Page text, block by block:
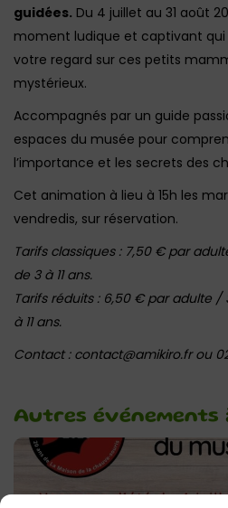
guidées. Du 4 juillet au 31 août
moment ludique et captivant
votre regard sur ces petits
mystérieux.
Accompagnés par un guide
espaces du musée pour
l’importance et les secrets des
Cet animation à lieu à 15h les
vendredis, sur réservation.
Tarifs classiques : 7,50 € par
de 3 à 11 ans.
Tarifs réduits : 6,50 € par adulte
à 11 ans.
Contact : contact@amikiro.fr ou
Autres événements